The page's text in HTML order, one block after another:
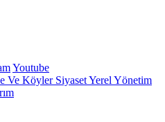
Youtube
Ve KöylerSiyasetYerel Yönetim